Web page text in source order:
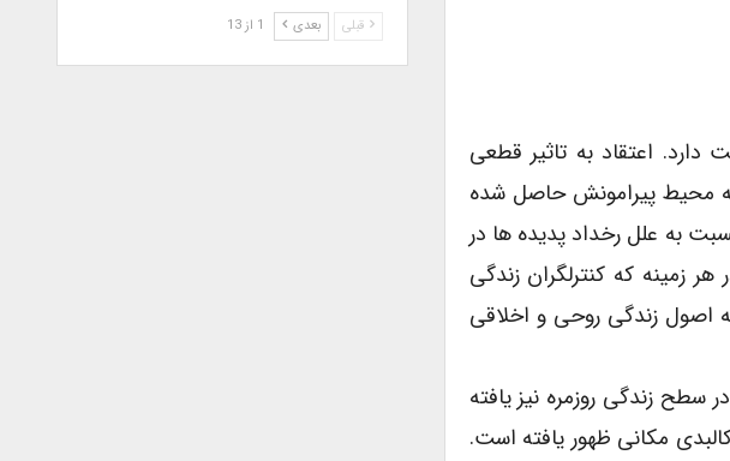
اعتقاد به تاثیر قطعی
به محیط پیرامونش حاصل شده
به علل رخداد پدیده ها در
زمینه که کنترلگران زندگی
اصول زندگی روحی و اخلاقی
سطح زندگی روزمره نیز یافته
مکانی ظهور یافته است.
قبلی بعدی 1 از 13